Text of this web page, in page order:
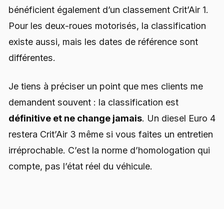
bénéficient également d’un classement Crit’Air 1.
Pour les deux-roues motorisés, la classification
existe aussi, mais les dates de référence sont
différentes.
Je tiens à préciser un point que mes clients me
demandent souvent : la classification est
définitive et ne change jamais. Un diesel Euro 4
restera Crit’Air 3 même si vous faites un entretien
irréprochable. C’est la norme d’homologation qui
compte, pas l’état réel du véhicule.